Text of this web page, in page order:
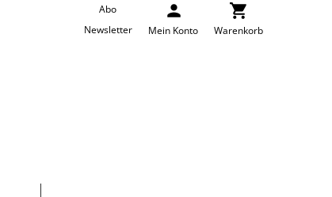
Abo
Newsletter
Mein Konto Warenkorb